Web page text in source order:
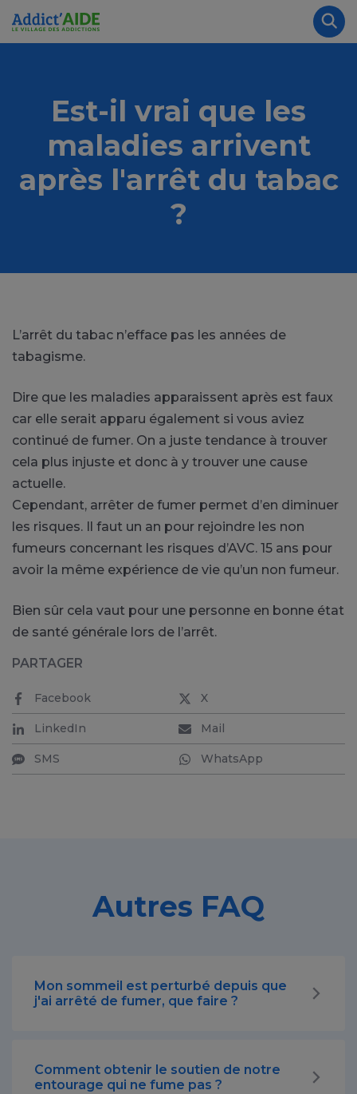
Aller au contenu principal
Est-il vrai que les
maladies arrivent
après l'arrêt du tabac
?
L’arrêt du tabac n’efface pas les années de
tabagisme.
Dire que les maladies apparaissent après est faux
car elle serait apparu également si vous aviez
continué de fumer. On a juste tendance à trouver
cela plus injuste et donc à y trouver une cause
actuelle.
Cependant, arrêter de fumer permet d’en diminuer
les risques. Il faut un an pour rejoindre les non
fumeurs concernant les risques d’AVC. 15 ans pour
avoir la même expérience de vie qu’un non fumeur.
Bien sûr cela vaut pour une personne en bonne état
de santé générale lors de l’arrêt.
PARTAGER
Facebook X
LinkedIn Mail
SMS WhatsApp
Autres FAQ
Mon sommeil est perturbé depuis que
j'ai arrêté de fumer, que faire ?
Comment obtenir le soutien de notre
entourage qui ne fume pas ?
Panneau de gestion des cookies